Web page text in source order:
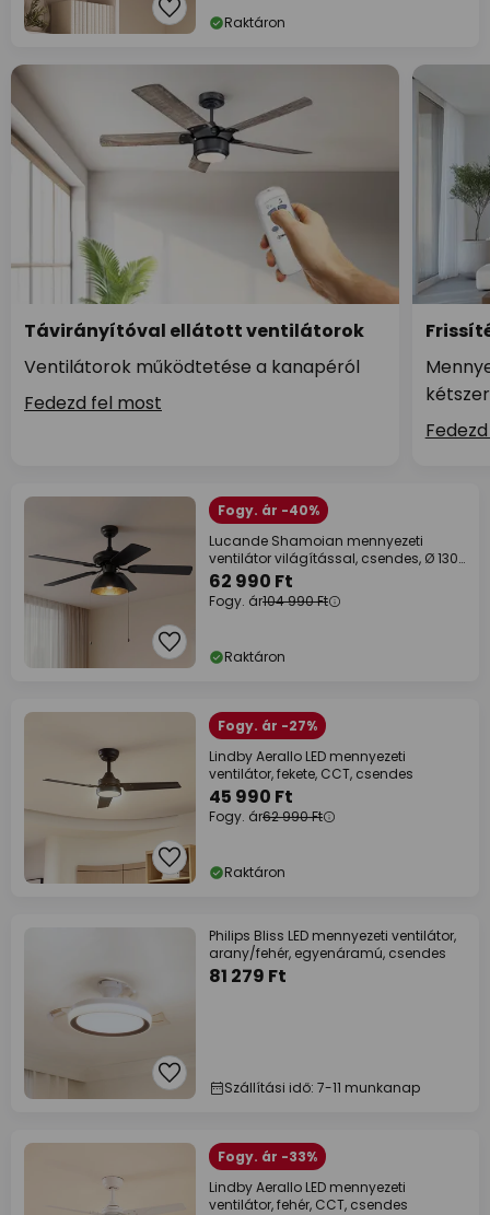
Raktáron
Távirányítóval ellátott ventilátorok
Ventilátorok működtetése a kanapéról
Fedezd fel most
Fogy. ár -40%
Lucande Shamoian mennyezeti
ventilátor világítással, csendes, Ø 130
cm
62 990 Ft
Fogy. ár104 990 Ft
Raktáron
Fogy. ár -27%
Lindby Aerallo LED mennyezeti
ventilátor, fekete, CCT, csendes
45 990 Ft
Fogy. ár62 990 Ft
Raktáron
Philips Bliss LED mennyezeti ventilátor,
arany/fehér, egyenáramú, csendes
81 279 Ft
Szállítási idő: 7-11 munkanap
Fogy. ár -33%
Lindby Aerallo LED mennyezeti
ventilátor, fehér, CCT, csendes